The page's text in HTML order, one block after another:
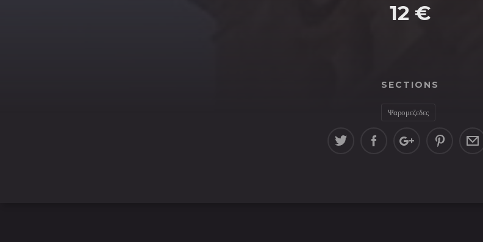
12 €
SECTIONS
Ψαρομεζεδες